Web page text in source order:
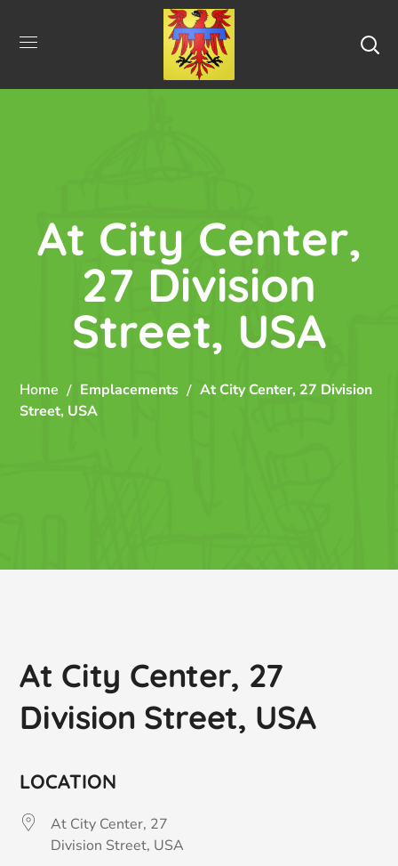
At City Center,
27 Division
Street, USA
Home Emplacements
At City Center, 27 Division
Street, USA
At City Center, 27
Division Street, USA
LOCATION
At City Center, 27
Division Street, USA